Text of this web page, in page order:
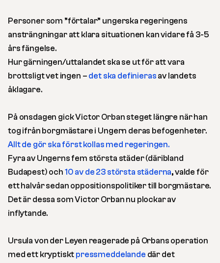
Personer som ”förtalar” ungerska regeringens
ansträngningar att klara situationen kan vidare få 3-5
års fängelse.
Hur gärningen/uttalandet ska se ut för att vara
brottsligt vet ingen – det ska definieras av landets
åklagare.
På onsdagen gick Victor Orban steget längre när han
tog ifrån borgmästare i Ungern deras befogenheter.
Allt de gör ska först kollas med regeringen.
Fyra av Ungerns fem största städer (däribland
Budapest) och 10 av de 23 största städerna, valde för
ett halvår sedan oppositionspolitiker till borgmästare.
Det är dessa som Victor Orban nu plockar av
inflytande.
Ursula von der Leyen reagerade på Orbans operation
med ett kryptiskt pressmeddelande där det